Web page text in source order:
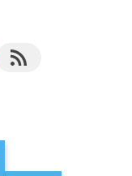
RSS Feed